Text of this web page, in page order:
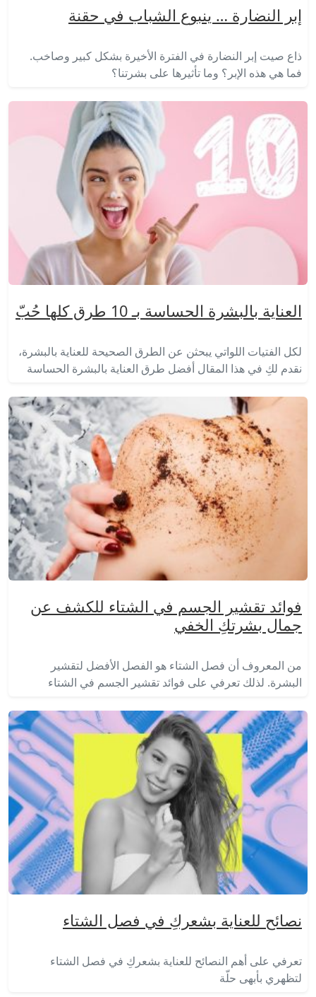
إبر النضارة … ينبوع الشباب في حقنة
ذاع صيت إبر النضارة في الفترة الأخيرة بشكل كبير وصاخب.
فما هي هذه الإبر؟ وما تأثيرها على بشرتنا؟
العناية بالبشرة الحساسة بـ 10 طرق كلها حُبّ
لكل الفتيات اللواتي يبحثن عن الطرق الصحيحة للعناية بالبشرة،
نقدم لكِ في هذا المقال أفضل طرق العناية بالبشرة الحساسة
فوائد تقشير الجسم في الشتاء للكشف عن
جمال بشرتكِ الخفي
من المعروف أن فصل الشتاء هو الفصل الأفضل لتقشير
البشرة. لذلك تعرفي على فوائد تقشير الجسم في الشتاء
نصائح للعناية بشعركِ في فصل الشتاء
تعرفي على أهم النصائح للعناية بشعركِ في فصل الشتاء
لتظهري بأبهى حلّة